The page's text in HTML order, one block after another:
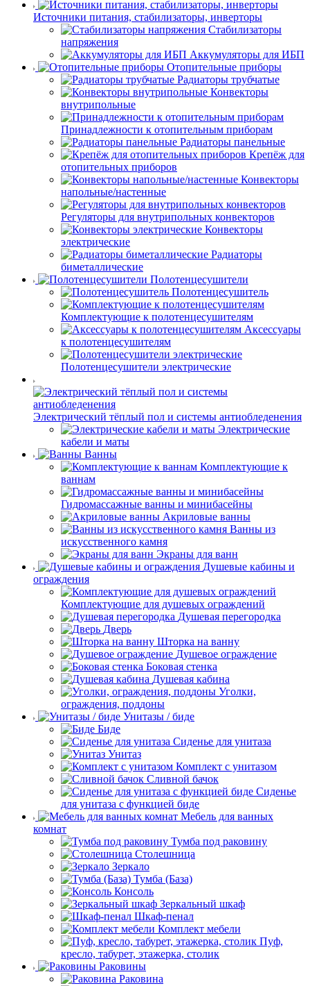
Источники питания, стабилизаторы, инверторы
Стабилизаторы
напряжения
Аккумуляторы для ИБП
Отопительные приборы
Радиаторы трубчатые
Конвекторы
внутрипольные
Принадлежности к отопительным приборам
Радиаторы панельные
Крепёж для
отопительных приборов
Конвекторы
напольные/настенные
Регуляторы для внутрипольных конвекторов
Конвекторы
электрические
Радиаторы
биметаллические
Полотенцесушители
Полотенцесушитель
Комплектующие к полотенцесушителям
Аксессуары
к полотенцесушителям
Полотенцесушители электрические
Электрический тёплый пол и системы антиобледенения
Электрические
кабели и маты
Ванны
Комплектующие к
ваннам
Гидромассажные ванны и минибасейны
Акриловые ванны
Ванны из
искусственного камня
Экраны для ванн
Душевые кабины и
ограждения
Комплектующие для душевых ограждений
Душевая перегородка
Дверь
Шторка на ванну
Душевое ограждение
Боковая стенка
Душевая кабина
Уголки,
ограждения, поддоны
Унитазы / биде
Биде
Сиденье для унитаза
Унитаз
Комплект с унитазом
Сливной бачок
Сиденье
для унитаза с функцией биде
Мебель для ванных
комнат
Тумба под раковину
Столешница
Зеркало
Тумба (База)
Консоль
Зеркальный шкаф
Шкаф-пенал
Комплект мебели
Пуф,
кресло, табурет, этажерка, столик
Раковины
Раковина